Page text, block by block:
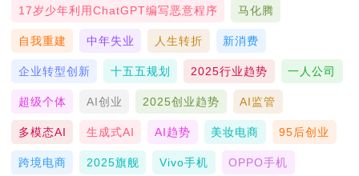
17岁少年利用ChatGPT编写恶意程序 马化腾
自我重建 中年失业 人生转折 新消费
企业转型创新 十五五规划 2025行业趋势 一人公司
超级个体 AI创业 2025创业趋势 AI监管
多模态AI 生成式AI AI趋势 美妆电商 95后创业
跨境电商 2025旗舰 Vivo手机 OPPO手机